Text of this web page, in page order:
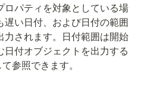
ロパティを対象としている場
い日付、および日付の範囲
力されます。日付範囲は開始
日付オブジェクトを出力する
参照できます。